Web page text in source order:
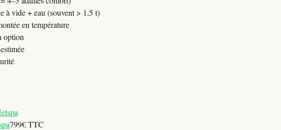
à vide + eau (souvent > 1,5 t)
en température
option
799€ TTC